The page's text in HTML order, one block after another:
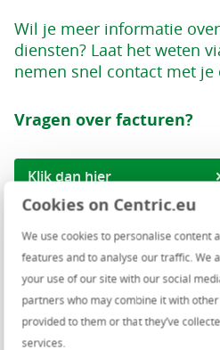
Cookies on Centric.eu
We use cookies to personalise content
features and to analyse our traffic. We
your use of our site with our social
partners who may combine it with
provided to them or that they’ve
services.
Wil je meer informatie
diensten? Laat het weten
nemen snel contact met je
Vragen over facturen?
Klik dan hier
Vragen over onze
vul je gegevens in en wij
mogelijk contact met je op